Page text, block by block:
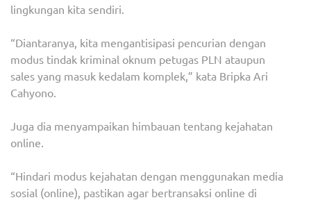
lingkungan kita sendiri.
“Diantaranya, kita mengantisipasi pencurian dengan
modus tindak kriminal oknum petugas PLN ataupun
sales yang masuk kedalam komplek,” kata Bripka Ari
Cahyono.
Juga dia menyampaikan himbauan tentang kejahatan
online.
“Hindari modus kejahatan dengan menggunakan media
sosial (online), pastikan agar bertransaksi online di